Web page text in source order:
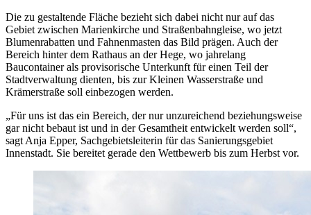
Die zu gestaltende Fläche bezieht sich dabei nicht nur auf das
Gebiet zwischen Marienkirche und Straßenbahngleise, wo jetzt
Blumenrabatten und Fahnenmasten das Bild prägen. Auch der
Bereich hinter dem Rathaus an der Hege, wo jahrelang
Baucontainer als provisorische Unterkunft für einen Teil der
Stadtverwaltung dienten, bis zur Kleinen Wasserstraße und
Krämerstraße soll einbezogen werden.
„Für uns ist das ein Bereich, der nur unzureichend beziehungsweise
gar nicht bebaut ist und in der Gesamtheit entwickelt werden soll“,
sagt Anja Epper, Sachgebietsleiterin für das Sanierungsgebiet
Innenstadt. Sie bereitet gerade den Wettbewerb bis zum Herbst vor.